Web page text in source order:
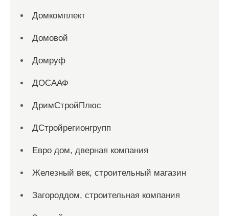
Домкомплект
Домовой
Домруф
ДОСААФ
ДримСтройПлюс
ДСтройрегионгрупп
Евро дом, дверная компания
Железный век, строительный магазин
Загороддом, строительная компания